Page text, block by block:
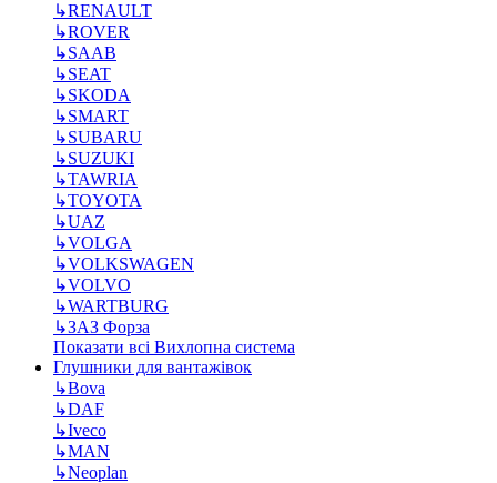
↳RENAULT
↳ROVER
↳SAAB
↳SEAT
↳SKODA
↳SMART
↳SUBARU
↳SUZUKI
↳TAWRIA
↳TOYOTA
↳UAZ
↳VOLGA
↳VOLKSWAGEN
↳VOLVO
↳WARTBURG
↳ЗАЗ Форза
Показати всі Вихлопна система
Глушники для вантажівок
↳Bova
↳DAF
↳Iveco
↳MAN
↳Neoplan